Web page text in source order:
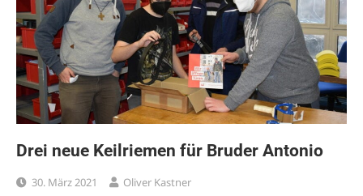
Drei neue Keilriemen für Bruder Antonio
30. März 2021 Oliver Kastner